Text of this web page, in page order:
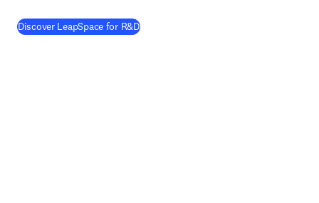
Discover LeapSpace for R&D